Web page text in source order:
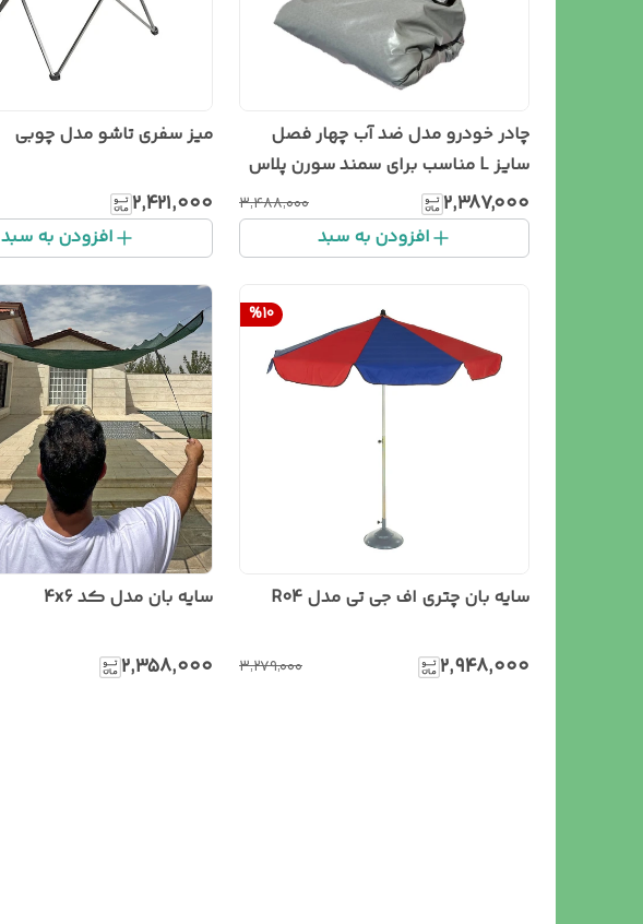
چادر خودرو مدل ضد آب چهار فصل
سایز L مناسب برای سمند سورن پلاس
۲٬۳۸۷٬۰۰۰ ۳٬۴۸۸٬۰۰۰
افزودن به سبد
میز سفری تاشو مدل چوبی
۲٬۴۲۱٬۰۰۰
افزودن به سبد
%10
سایه بان چتری اف جی تی مدل R04
۲٬۹۴۸٬۰۰۰ ۳٬۲۷۹٬۰۰۰
سایه بان مدل کد 4x6
۲٬۳۵۸٬۰۰۰